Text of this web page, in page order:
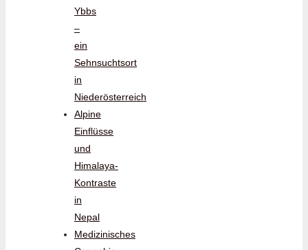
Ybbs
–
ein
Sehnsuchtsort
in
Niederösterreich
Alpine
Einflüsse
und
Himalaya-
Kontraste
in
Nepal
Medizinisches